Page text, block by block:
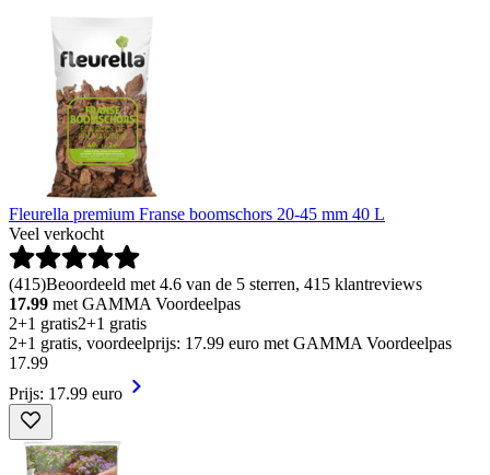
Fleurella premium Franse boomschors 20-45 mm 40 L
Veel verkocht
(415)Beoordeeld met 4.6 van de 5 sterren, 415 klantreviews
17.99 met GAMMA Voordeelpas
2+1 gratis2+1 gratis
2+1 gratis, voordeelprijs: 17.99 euro met GAMMA Voordeelpas
17.99
Prijs: 17.99 euro